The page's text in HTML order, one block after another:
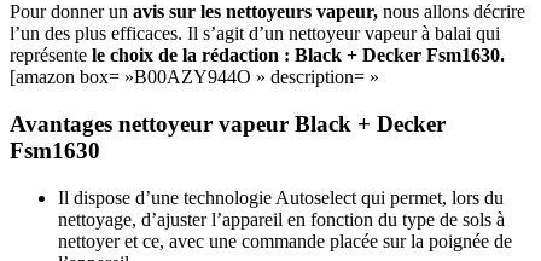
Pour donner un avis sur les nettoyeurs vapeur, nous allons décrire
l’un des plus efficaces. Il s’agit d’un nettoyeur vapeur à balai qui
représente le choix de la rédaction : Black + Decker Fsm1630.
[amazon box= »B00AZY944O » description= »
Avantages nettoyeur vapeur Black + Decker
Fsm1630
Il dispose d’une technologie Autoselect qui permet, lors du
nettoyage, d’ajuster l’appareil en fonction du type de sols à
nettoyer et ce, avec une commande placée sur la poignée de